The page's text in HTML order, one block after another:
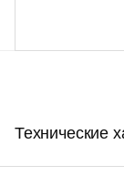
Технические